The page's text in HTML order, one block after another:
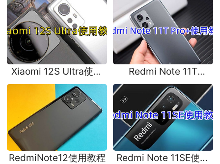
Xiaomi 12S Ultra使用
教程
Redmi Note 11T
Pro+使用教程
RedmiNote12使用教程 Redmi Note 11SE使用